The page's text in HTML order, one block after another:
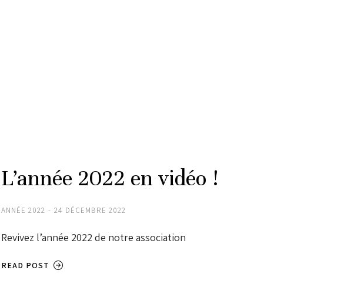
L’année 2022 en vidéo !
ANNÉE 2022 24 DÉCEMBRE 2022
Revivez l’année 2022 de notre association
READ POST